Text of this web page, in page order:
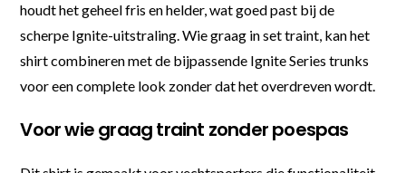
houdt het geheel fris en helder, wat goed past bij de
scherpe Ignite-uitstraling. Wie graag in set traint, kan het
shirt combineren met de bijpassende Ignite Series trunks
voor een complete look zonder dat het overdreven wordt.
Voor wie graag traint zonder poespas